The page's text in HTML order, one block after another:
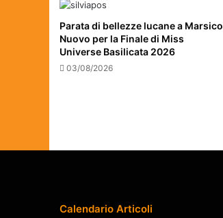
Parata di bellezze lucane a Marsico
Nuovo per la Finale di Miss
Universe Basilicata 2026
03/08/2026
Calendario Articoli